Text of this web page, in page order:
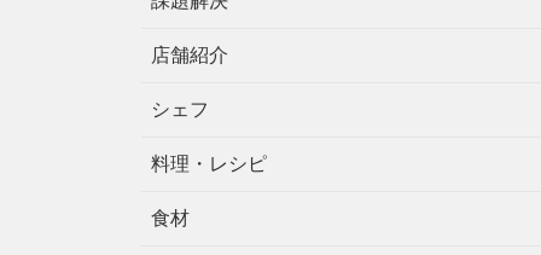
店舗紹介
シェフ
料理・レシピ
食材